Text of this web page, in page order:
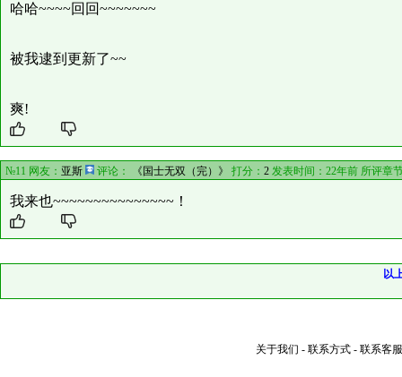
哈哈~~~~回回~~~~~~~
被我逮到更新了~~
爽!
№11 网友： 亚斯 评论： 《国士无双（完）》 打分： 2发表时间：22年前 所评章
我来也~~~~~~~~~~~~~~~！
以
关于我们 - 联系方式 - 联系客服